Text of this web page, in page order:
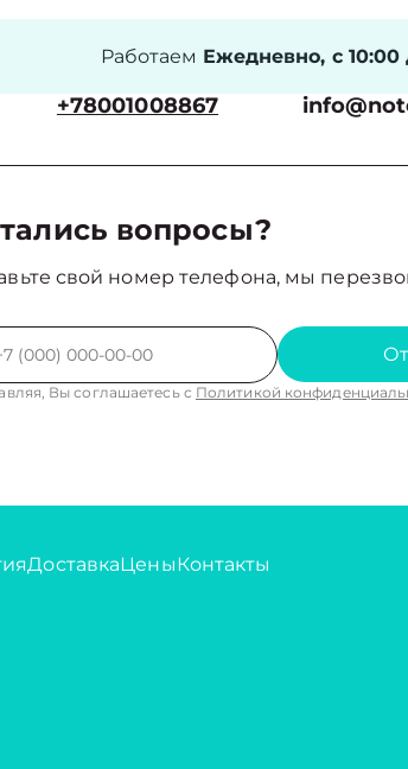
Работаем Ежедневно, с 10:00
+78001008867
вопросы?
свой номер телефона, мы
Вы соглашаетесь с Политикой
ДоставкаЦеныКонтакты